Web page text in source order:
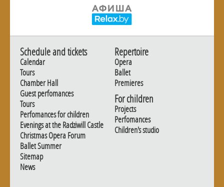
Schedule and tickets
Calendar
Tours
Chamber Hall
Guest perfomances
Tours
Perfomances for children
Evenings at the Radziwill Castle
Christmas Opera Forum
Ballet Summer
Sitemap
News
Repertoire
Opera
Ballet
Premieres
For children
Projects
Perfomances
Children's studio